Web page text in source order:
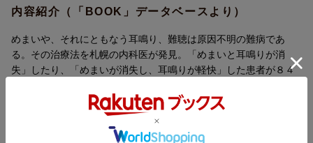
内容紹介（「BOOK」データベースより）
めまいや、それにともなう耳鳴り、難聴は原因不明の難病であ
る。その治療法を札幌の内科医が発見。「めまいと耳鳴りが消
失」したり、「めまいが消失し、耳鳴りが軽快」した患者が８４
始めた患者は３５００人を超えた。患者の声をはじめ、多くの治